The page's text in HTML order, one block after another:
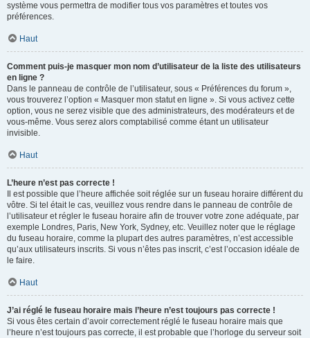
système vous permettra de modifier tous vos paramètres et toutes vos
préférences.
Haut
Comment puis-je masquer mon nom d’utilisateur de la liste des utilisateurs
en ligne ?
Dans le panneau de contrôle de l’utilisateur, sous « Préférences du forum »,
vous trouverez l’option « Masquer mon statut en ligne ». Si vous activez cette
option, vous ne serez visible que des administrateurs, des modérateurs et de
vous-même. Vous serez alors comptabilisé comme étant un utilisateur
invisible.
Haut
L’heure n’est pas correcte !
Il est possible que l’heure affichée soit réglée sur un fuseau horaire différent du
vôtre. Si tel était le cas, veuillez vous rendre dans le panneau de contrôle de
l’utilisateur et régler le fuseau horaire afin de trouver votre zone adéquate, par
exemple Londres, Paris, New York, Sydney, etc. Veuillez noter que le réglage
du fuseau horaire, comme la plupart des autres paramètres, n’est accessible
qu’aux utilisateurs inscrits. Si vous n’êtes pas inscrit, c’est l’occasion idéale de
le faire.
Haut
J’ai réglé le fuseau horaire mais l’heure n’est toujours pas correcte !
Si vous êtes certain d’avoir correctement réglé le fuseau horaire mais que
l’heure n’est toujours pas correcte, il est probable que l’horloge du serveur soit